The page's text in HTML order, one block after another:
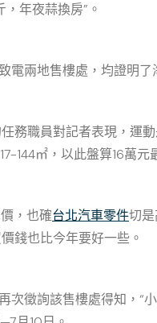
年夜蒜換房”。
兩地售樓處，均證明了
職員對記者表現，運動
144㎡，以此盤算16萬元
，也確台北汽車零件切
錢也比今年要好一些。
徵詢該售樓處得知，“小